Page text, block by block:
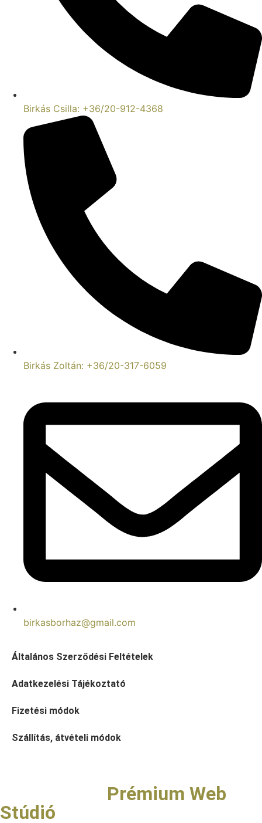
Birkás Csilla: +36/20-912-4368
Birkás Zoltán: +36/20-317-6059
birkasborhaz@gmail.com
Általános Szerződési Feltételek
Adatkezelési Tájékoztató
Fizetési módok
Szállítás, átvételi módok
Prémium Web
Stúdió